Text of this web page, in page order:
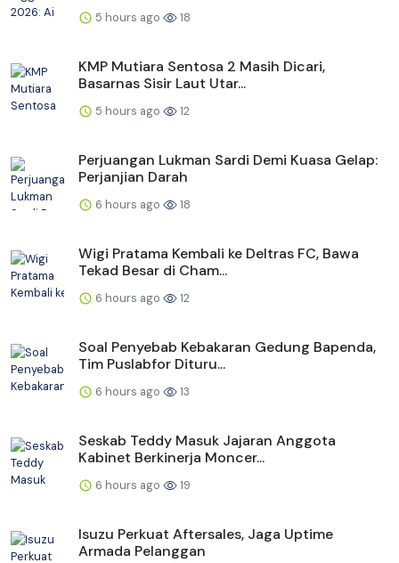
5 hours ago 18
KMP Mutiara Sentosa 2 Masih Dicari,
Basarnas Sisir Laut Utar...
5 hours ago 12
Perjuangan Lukman Sardi Demi Kuasa Gelap:
Perjanjian Darah
6 hours ago 18
Wigi Pratama Kembali ke Deltras FC, Bawa
Tekad Besar di Cham...
6 hours ago 12
Soal Penyebab Kebakaran Gedung Bapenda,
Tim Puslabfor Dituru...
6 hours ago 13
Seskab Teddy Masuk Jajaran Anggota
Kabinet Berkinerja Moncer...
6 hours ago 19
Isuzu Perkuat Aftersales, Jaga Uptime
Armada Pelanggan